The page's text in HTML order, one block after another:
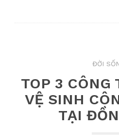
ĐỜI
TOP 3 CÔNG
VỆ SINH
TẠI